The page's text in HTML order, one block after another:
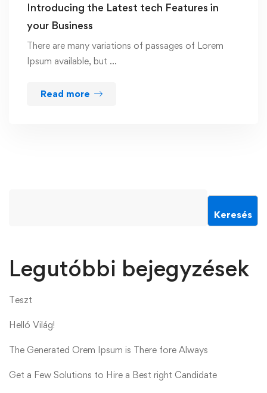
Introducing the Latest tech Features in
your Business
There are many variations of passages of Lorem
Ipsum available, but …
Read more
Keresés
Legutóbbi bejegyzések
Teszt
Helló Világ!
The Generated Orem Ipsum is There fore Always
Get a Few Solutions to Hire a Best right Candidate